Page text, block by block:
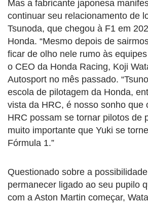
Mas a fabricante japonesa
continuar seu relacionamento de
Tsunoda, que chegou à F1 em
Honda. “Mesmo depois de
ficar de olho nele rumo às
o CEO da Honda Racing, Koji
Autosport no mês passado.
escola de pilotagem da Honda,
vista da HRC, é nosso sonho que
HRC possam se tornar pilotos de
muito importante que Yuki se
Fórmula 1.”
Questionado sobre a
permanecer ligado ao seu pupilo
com a Aston Martin começar,